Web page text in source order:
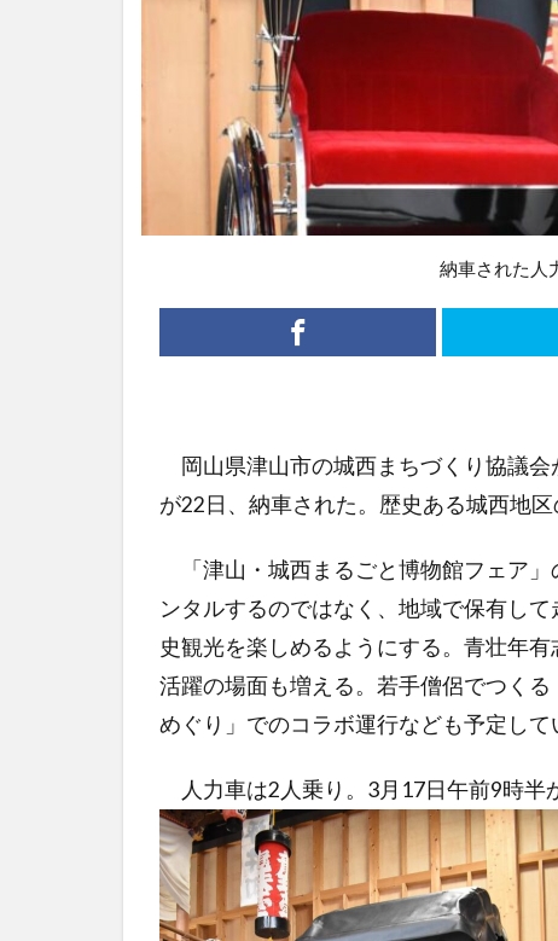
納車された人
岡山県津山市の城西まちづくり協議
が22日、納車された。歴史ある城西地
「津山・城西まるごと博物館フェア」
ンタルするのではなく、地域で保有し
史観光を楽しめるようにする。青壮年
活躍の場面も増える。若手僧侶でつく
めぐり」でのコラボ運行なども予定して
人力車は2人乗り。3月17日午前9時半